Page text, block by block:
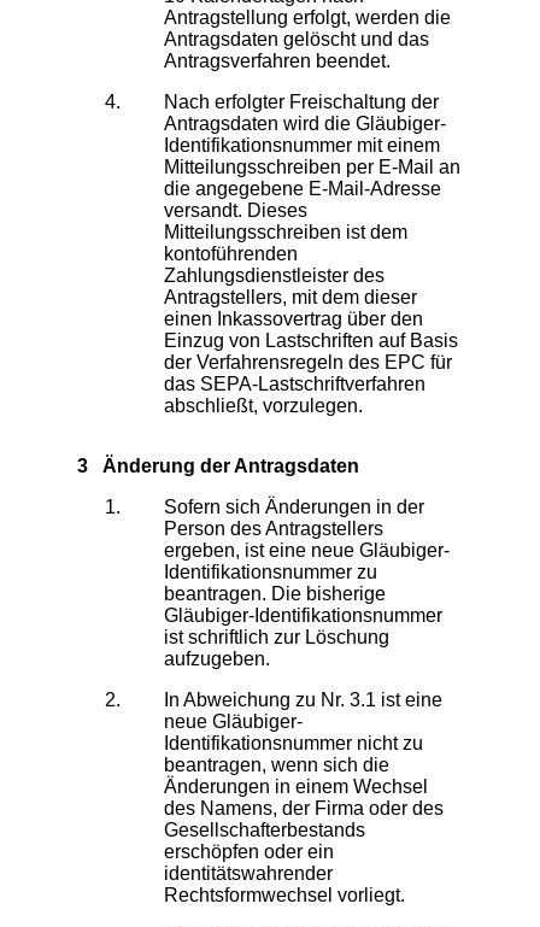
Antragstellung erfolgt, werden die
Antragsdaten gelöscht und das
Antragsverfahren beendet.
Nach erfolgter Freischaltung der
Antragsdaten wird die Gläubiger-
Identifikationsnummer mit einem
Mitteilungsschreiben per E-Mail an
die angegebene E-Mail-Adresse
versandt. Dieses
Mitteilungsschreiben ist dem
kontoführenden
Zahlungsdienstleister des
Antragstellers, mit dem dieser
einen Inkassovertrag über den
Einzug von Lastschriften auf Basis
der Verfahrensregeln des EPC für
das SEPA-Lastschriftverfahren
abschließt, vorzulegen.
3 Änderung der Antragsdaten
Sofern sich Änderungen in der
Person des Antragstellers
ergeben, ist eine neue Gläubiger-
Identifikationsnummer zu
beantragen. Die bisherige
Gläubiger-Identifikationsnummer
ist schriftlich zur Löschung
aufzugeben.
In Abweichung zu Nr. 3.1 ist eine
neue Gläubiger-
Identifikationsnummer nicht zu
beantragen, wenn sich die
Änderungen in einem Wechsel
des Namens, der Firma oder des
Gesellschafterbestands
erschöpfen oder ein
identitätswahrender
Rechtsformwechsel vorliegt.